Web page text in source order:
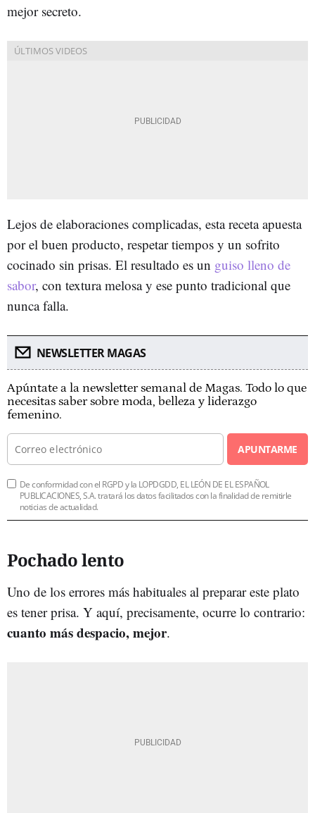
mejor secreto.
Lejos de elaboraciones complicadas, esta receta apuesta
por el buen producto, respetar tiempos y un sofrito
cocinado sin prisas. El resultado es un guiso lleno de
sabor, con textura melosa y ese punto tradicional que
nunca falla.
NEWSLETTER MAGAS
Apúntate a la newsletter semanal de Magas. Todo lo que
necesitas saber sobre moda, belleza y liderazgo
femenino.
APUNTARME
De conformidad con el RGPD y la LOPDGDD, EL LEÓN DE EL ESPAÑOL
PUBLICACIONES, S.A. tratará los datos facilitados con la finalidad de remitirle
noticias de actualidad.
Pochado lento
Uno de los errores más habituales al preparar este plato
es tener prisa. Y aquí, precisamente, ocurre lo contrario:
cuanto más despacio, mejor.